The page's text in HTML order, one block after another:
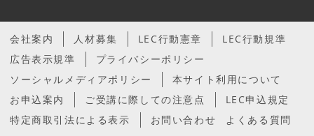
会社案内 人材募集 LEC行動憲章
LEC行動規準
広告表示規準
プライバシーポリシー
ソーシャルメディアポリシー
本サイト利用について
お申込案内
ご受講に際しての注意点
LEC申込規定
特定商取引法による表示
お問い合わせ よくある質問